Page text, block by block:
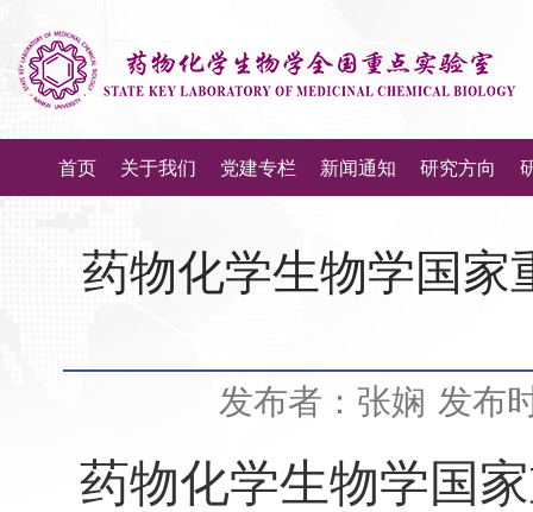
首页 关于我们 党建专栏 新闻通知 研究方向
药物化学生物学国家
发布者：张娴 发布
药物化学生物学国